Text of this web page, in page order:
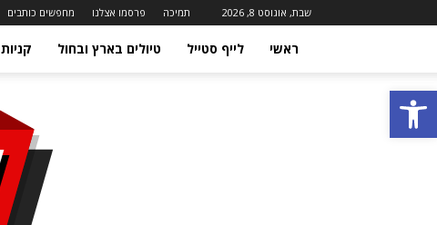
פתח סרגל נגישות
שבת, אוגוסט 8, 2026 תמיכה פרסמו אצלנו מחפשים כותבים
ראשי לייף סטייל טיולים בארץ ובחול קניות